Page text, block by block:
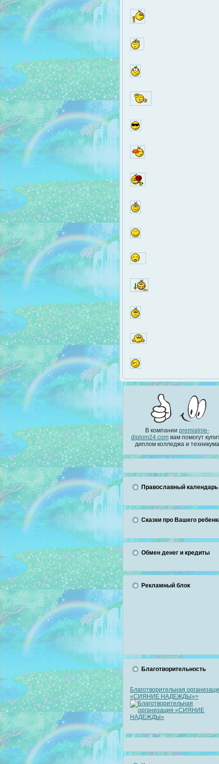
В компании premialnie-
diplom24.com вам помогут
диплом колледжа и техникума
Православный календарь
Сказки про Вашего
Обмен денег и кредиты
Рекламный блок
Благотворительность
Благотворительная
«СИЯНИЕ НАДЕЖДЫ»>